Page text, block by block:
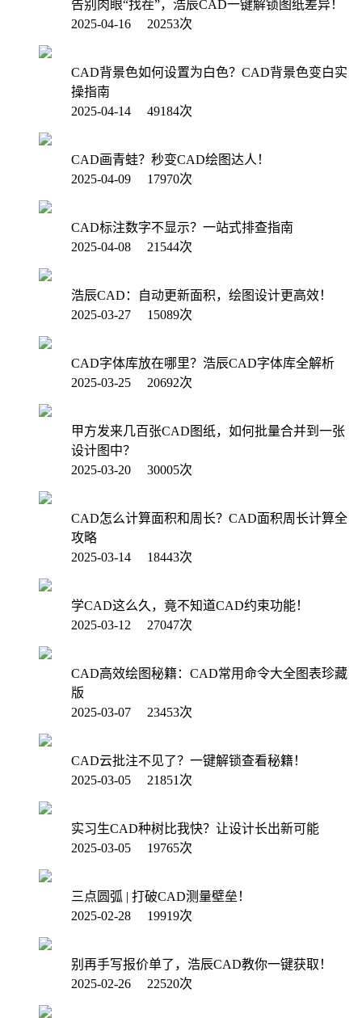
告别肉眼“找茬”，浩辰CAD一键解锁图纸差异！
2025-04-16 20253次
CAD背景色如何设置为白色？CAD背景色变白实
操指南
2025-04-14 49184次
CAD画青蛙？秒变CAD绘图达人！
2025-04-09 17970次
CAD标注数字不显示？一站式排查指南
2025-04-08 21544次
浩辰CAD：自动更新面积，绘图设计更高效！
2025-03-27 15089次
CAD字体库放在哪里？浩辰CAD字体库全解析
2025-03-25 20692次
甲方发来几百张CAD图纸，如何批量合并到一张
设计图中？
2025-03-20 30005次
CAD怎么计算面积和周长？CAD面积周长计算全
攻略
2025-03-14 18443次
学CAD这么久，竟不知道CAD约束功能！
2025-03-12 27047次
CAD高效绘图秘籍：CAD常用命令大全图表珍藏
版
2025-03-07 23453次
CAD云批注不见了？一键解锁查看秘籍！
2025-03-05 21851次
实习生CAD种树比我快？让设计长出新可能
2025-03-05 19765次
三点圆弧 | 打破CAD测量壁垒！
2025-02-28 19919次
别再手写报价单了，浩辰CAD教你一键获取！
2025-02-26 22520次